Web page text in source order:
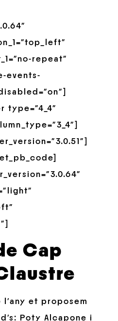
repeat”
events-
type=”4_4″
Cap
et proposem
Poty Alcapone i